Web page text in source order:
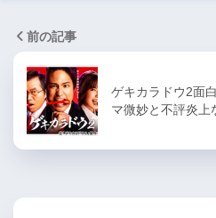
前の記事
ゲキカラドウ2面
マ微妙と不評炎上